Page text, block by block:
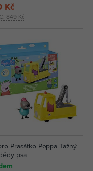
849 Kč
Kč
Prasátko Peppa Tažný
psa